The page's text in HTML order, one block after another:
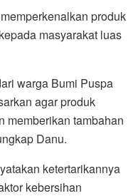
produk
masyarakat luas
warga Bumi Puspa
agar produk
memberikan tambahan
Danu.
ketertarikannya
kebersihan